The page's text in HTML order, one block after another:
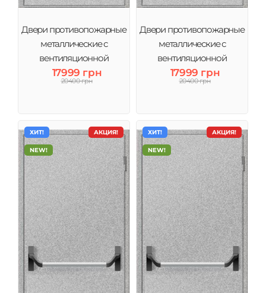
Двери противопожарные
металлические с
вентиляционной
решеткой ЕІ60- 860х2050
мм
17999 грн
20400 грн
Двери противопожарные
металлические с
вентиляционной
решеткой ЕІ60- 960х2050
мм
17999 грн
20400 грн
АКЦИЯ!
ХИТ!
NEW!
АКЦИЯ!
ХИТ!
NEW!